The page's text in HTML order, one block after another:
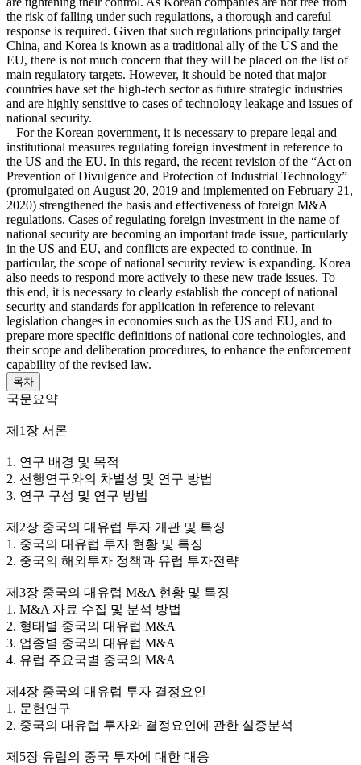
the risk of falling under such regulations, a thorough and careful
response is required. Given that such regulations principally target
China, and Korea is known as a traditional ally of the US and the
EU, there is not much concern that they will be placed on the list of
main regulatory targets. However, it should be noted that major
countries have set the high-tech sector as future strategic industries
and are highly sensitive to cases of technology leakage and issues of
national security.
For the Korean government, it is necessary to prepare legal and
institutional measures regulating foreign investment in reference to
the US and the EU. In this regard, the recent revision of the “Act on
Prevention of Divulgence and Protection of Industrial Technology”
(promulgated on August 20, 2019 and implemented on February 21,
2020) strengthened the basis and effectiveness of foreign M&A
regulations. Cases of regulating foreign investment in the name of
national security are becoming an important trade issue, particularly
in the US and EU, and conflicts are expected to continue. In
particular, the scope of national security review is expanding. Korea
also needs to respond more actively to these new trade issues. To
this end, it is necessary to clearly establish the concept of national
security and standards for application in reference to relevant
legislation changes in economies such as the US and EU, and to
prepare more specific definitions of national core technologies, and
their scope and deliberation procedures, to enhance the enforcement
capability of the revised law.
목차
국문요약
제1장 서론
1. 연구 배경 및 목적
2. 선행연구와의 차별성 및 연구 방법
3. 연구 구성 및 연구 방법
제2장 중국의 대유럽 투자 개관 및 특징
1. 중국의 대유럽 투자 현황 및 특징
2. 중국의 해외투자 정책과 유럽 투자전략
제3장 중국의 대유럽 M&A 현황 및 특징
1. M&A 자료 수집 및 분석 방법
2. 형태별 중국의 대유럽 M&A
3. 업종별 중국의 대유럽 M&A
4. 유럽 주요국별 중국의 M&A
제4장 중국의 대유럽 투자 결정요인
1. 문헌연구
2. 중국의 대유럽 투자와 결정요인에 관한 실증분석
제5장 유럽의 중국 투자에 대한 대응